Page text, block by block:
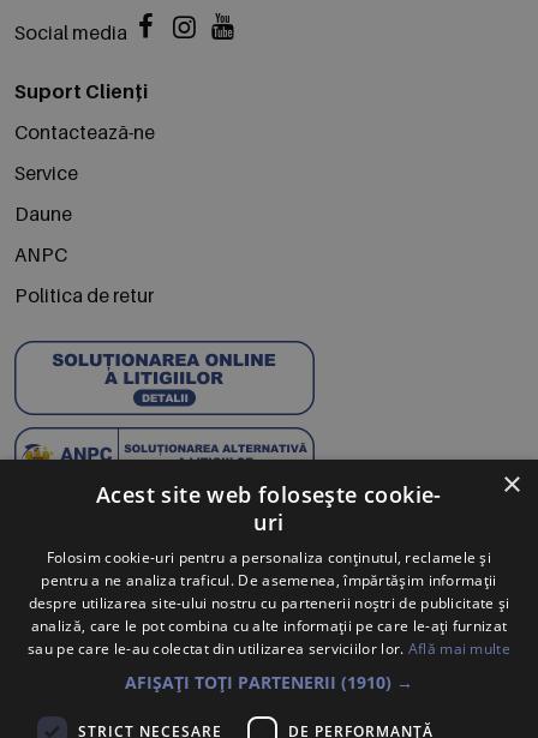
Social media
Suport Clienți
Contactează-ne
Service
Daune
ANPC
Politica de retur
Abonează-te la Newsletter
Te anunțăm când avem oferte noi și promoții la mărcile
tale preferate.
Sunt de acord ca datele cu caracter personal furnizate să fie
colectate pentru a putea fi contactat în vederea solicitării trimise.
×
Acest site web folosește cookie-
uri
Folosim cookie-uri pentru a personaliza conținutul, reclamele și
pentru a ne analiza traficul. De asemenea, împărtășim informații
despre utilizarea site-ului nostru cu partenerii noștri de publicitate și
analiză, care le pot combina cu alte informații pe care le-ați furnizat
sau pe care le-au colectat din utilizarea serviciilor lor. Află mai multe
AFIȘAȚI TOȚI PARTENERII (1910) →
STRICT NECESARE DE PERFORMANȚĂ